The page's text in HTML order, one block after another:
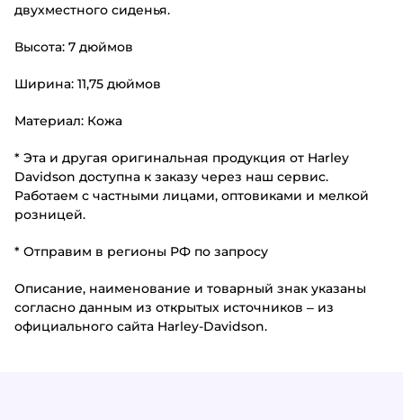
двухместного сиденья.
Высота: 7 дюймов
Ширина: 11,75 дюймов
Материал: Кожа
* Эта и другая оригинальная продукция от Harley
Davidson доступна к заказу через наш сервис.
Работаем с частными лицами, оптовиками и мелкой
розницей.
* Отправим в регионы РФ по запросу
Описание, наименование и товарный знак указаны
согласно данным из открытых источников – из
официального сайта Harley-Davidson.